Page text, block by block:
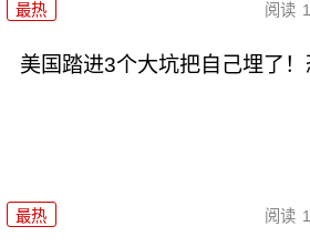
最热 阅读
美国踏进3个大坑把自己埋了
最热 阅读